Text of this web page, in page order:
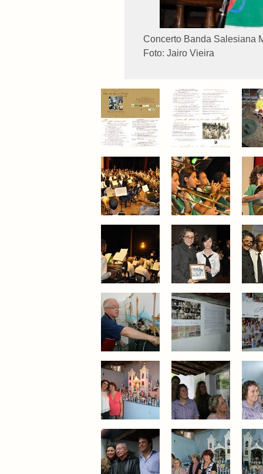
Concerto Banda Salesiana
Foto: Jairo Vieira